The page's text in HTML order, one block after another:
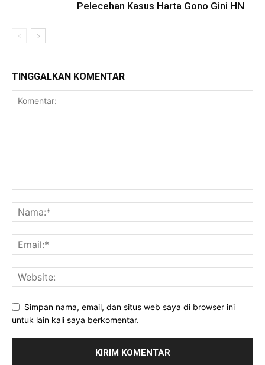
Pelecehan Kasus Harta Gono Gini HN
TINGGALKAN KOMENTAR
Simpan nama, email, dan situs web saya di browser ini
untuk lain kali saya berkomentar.